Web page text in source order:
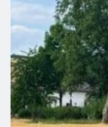
Tierindustrie An